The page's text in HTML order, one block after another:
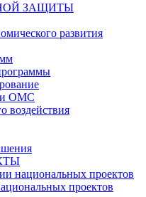
ЗАЩИТЫ
развития
ОМС
воздействия
национальных проектов
проектов